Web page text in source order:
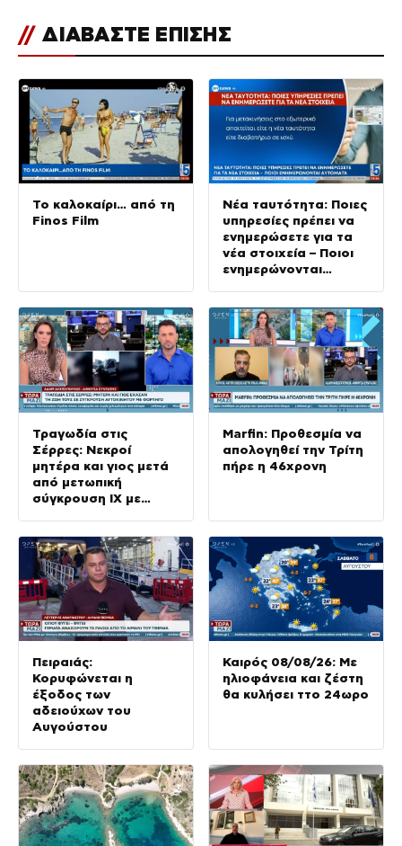
// ΔΙΑΒΑΣΤΕ ΕΠΙΣΗΣ
Το καλοκαίρι… από τη
Finos Film
Νέα ταυτότητα: Ποιες
υπηρεσίες πρέπει να
ενημερώσετε για τα
νέα στοιχεία – Ποιοι
ενημερώνονται
Τραγωδία στις
Σέρρες: Νεκροί
μητέρα και γιος μετά
από μετωπική
σύγκρουση ΙΧ με
Marfin: Προθεσμία να
απολογηθεί την Τρίτη
πήρε η 46χρονη
Πειραιάς:
Κορυφώνεται η
έξοδος των
αδειούχων του
Αυγούστου
Καιρός 08/08/26: Με
ηλιοφάνεια και ζέστη
θα κυλήσει ττο 24ωρο